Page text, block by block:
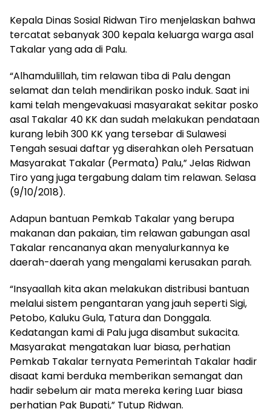
Kepala Dinas Sosial Ridwan Tiro menjelaskan bahwa
tercatat sebanyak 300 kepala keluarga warga asal
Takalar yang ada di Palu.
“Alhamdulillah, tim relawan tiba di Palu dengan
selamat dan telah mendirikan posko induk. Saat ini
kami telah mengevakuasi masyarakat sekitar posko
asal Takalar 40 KK dan sudah melakukan pendataan
kurang lebih 300 KK yang tersebar di Sulawesi
Tengah sesuai daftar yg diserahkan oleh Persatuan
Masyarakat Takalar (Permata) Palu,” Jelas Ridwan
Tiro yang juga tergabung dalam tim relawan. Selasa
(9/10/2018).
Adapun bantuan Pemkab Takalar yang berupa
makanan dan pakaian, tim relawan gabungan asal
Takalar rencananya akan menyalurkannya ke
daerah-daerah yang mengalami kerusakan parah.
“Insyaallah kita akan melakukan distribusi bantuan
melalui sistem pengantaran yang jauh seperti Sigi,
Petobo, Kaluku Gula, Tatura dan Donggala.
Kedatangan kami di Palu juga disambut sukacita.
Masyarakat mengatakan luar biasa, perhatian
Pemkab Takalar ternyata Pemerintah Takalar hadir
disaat kami berduka memberikan semangat dan
hadir sebelum air mata mereka kering Luar biasa
perhatian Pak Bupati,” Tutup Ridwan.